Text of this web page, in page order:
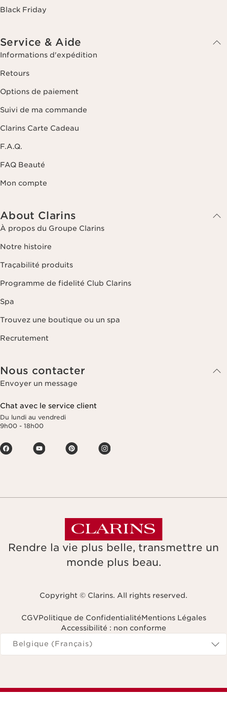
Black Friday
Service & Aide
Informations d'expédition
Retours
Options de paiement
Suivi de ma commande
Clarins Carte Cadeau
F.A.Q.
FAQ Beauté
Mon compte
About Clarins
À propos du Groupe Clarins
Notre histoire
Traçabilité produits
Programme de fidelité Club Clarins
Spa
Trouvez une boutique ou un spa
Recrutement
Nous contacter
Envoyer un message
Chat avec le service client
Du lundi au vendredi
9h00 - 18h00
Rendre la vie plus belle, transmettre un
monde plus beau.
Copyright © Clarins. All rights reserved.
CGVPolitique de ConfidentialitéMentions Légales
Accessibilité : non conforme
Naviguer vers
Belgique (Français)